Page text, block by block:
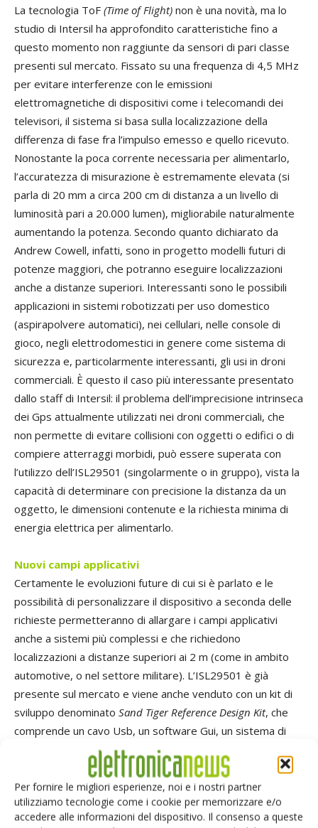
Per fornire le migliori esperienze, noi e i nostri partner
utilizziamo tecnologie come i cookie per memorizzare e/o
accedere alle informazioni del dispositivo. Il consenso a queste
La tecnologia ToF (Time of Flight) non è una novità, ma lo
studio di Intersil ha approfondito caratteristiche fino a
questo momento non raggiunte da sensori di pari classe
presenti sul mercato. Fissato su una frequenza di 4,5 MHz
per evitare interferenze con le emissioni
elettromagnetiche di dispositivi come i telecomandi dei
televisori, il sistema si basa sulla localizzazione della
differenza di fase fra l’impulso emesso e quello ricevuto.
Nonostante la poca corrente necessaria per alimentarlo,
l’accuratezza di misurazione è estremamente elevata (si
parla di 20 mm a circa 200 cm di distanza a un livello di
luminosità pari a 20.000 lumen), migliorabile naturalmente
aumentando la potenza. Secondo quanto dichiarato da
Andrew Cowell, infatti, sono in progetto modelli futuri di
potenze maggiori, che potranno eseguire localizzazioni
anche a distanze superiori. Interessanti sono le possibili
applicazioni in sistemi robotizzati per uso domestico
(aspirapolvere automatici), nei cellulari, nelle console di
gioco, negli elettrodomestici in genere come sistema di
sicurezza e, particolarmente interessanti, gli usi in droni
commerciali. È questo il caso più interessante presentato
dallo staff di Intersil: il problema dell’imprecisione intrinseca
dei Gps attualmente utilizzati nei droni commerciali, che
non permette di evitare collisioni con oggetti o edifici o di
compiere atterraggi morbidi, può essere superata con
l’utilizzo dell’ISL29501 (singolarmente o in gruppo), vista la
capacità di determinare con precisione la distanza da un
oggetto, le dimensioni contenute e la richiesta minima di
energia elettrica per alimentarlo.
Nuovi campi applicativi
Certamente le evoluzioni future di cui si è parlato e le
possibilità di personalizzare il dispositivo a seconda delle
richieste permetteranno di allargare i campi applicativi
anche a sistemi più complessi e che richiedono
localizzazioni a distanze superiori ai 2 m (come in ambito
automotive, o nel settore militare). L’ISL29501 è già
presente sul mercato e viene anche venduto con un kit di
sviluppo denominato Sand Tiger Reference Design Kit, che
comprende un cavo Usb, un software Gui, un sistema di
Bom, datasheet e le relative note illustrative.